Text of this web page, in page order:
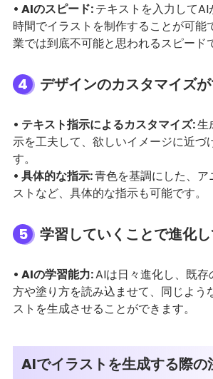
• AIのスピード:テキストを入力して
時間でイラストを制作することが可能
業では到底不可能と思われるスピード
4 デザインのカスタマイズ
• テキスト指示によるカスタマイズ:生
示を工夫して、欲しいイメージに近づ
す。
• 具体的な指示:青色を基調にした、ア
ストなど、具体的な指示も可能です。
5 学習していくことで進化し
• AIの学習能力:AIは日々進化し、既存
方や塗り方を読み込ませて、同じよう
ストを生成させることができます。
AIでイラストを生成する際の